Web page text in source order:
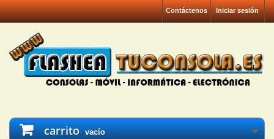
Iniciar sesión
Contáctenos
carrito vacío